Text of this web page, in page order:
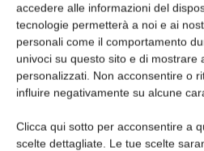
accedere alle informazioni del
tecnologie permetterà a noi e ai
personali come il comportamento
univoci su questo sito e di mostrare
personalizzati. Non acconsentire o
influire negativamente su alcune
Clicca qui sotto per acconsentire a
scelte dettagliate. Le tue scelte